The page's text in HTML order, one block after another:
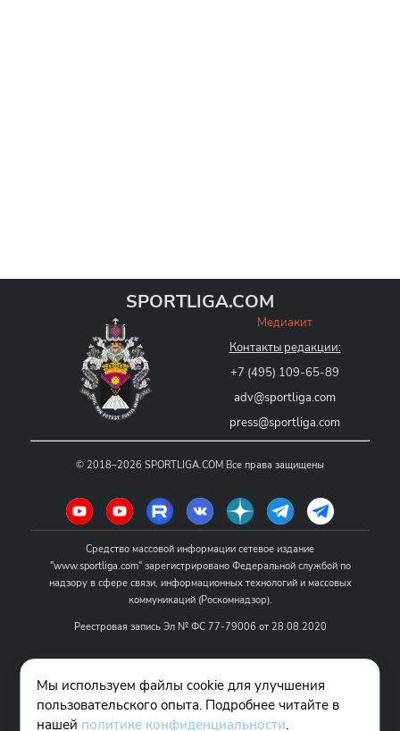
SPORTLIGA.COM
Медиакит
Контакты редакции:
+7 (495) 109-65-89
adv@sportliga.com
press@sportliga.com
© 2018–2026 SPORTLIGA.COM Все права защищены
Средство массовой информации сетевое издание
"www.sportliga.com" зарегистрировано Федеральной службой по
надзору в сфере связи, информационных технологий и массовых
коммуникаций (Роскомнадзор).
Реестровая запись Эл № ФС 77-79006 от 28.08.2020
Учредитель СМИ сетевого издания "www.sportliga.com": ИП Чамин
О.Н.
Мы используем файлы cookie для улучшения
пользовательского опыта. Подробнее читайте в
нашей политике конфиденциальности.